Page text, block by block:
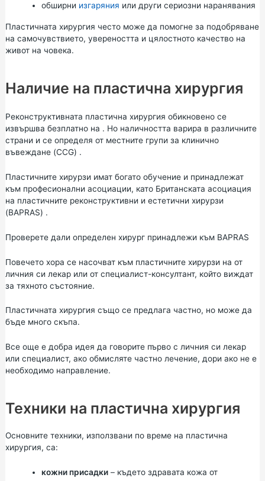
обширни изгаряния или други сериозни наранявания
Пластичната хирургия често може да помогне за подобряване
на самочувствието, увереността и цялостното качество на
живот на човека.
Наличие на пластична хирургия
Реконструктивната пластична хирургия обикновено се
извършва безплатно на . Но наличността варира в различните
страни и се определя от местните групи за клинично
въвеждане (CCG) .
Пластичните хирурзи имат богато обучение и принадлежат
към професионални асоциации, като Британската асоциация
на пластичните реконструктивни и естетични хирурзи
(BAPRAS) .
Проверете дали определен хирург принадлежи към BAPRAS
Повечето хора се насочват към пластичните хирурзи на от
личния си лекар или от специалист-консултант, който виждат
за тяхното състояние.
Пластичната хирургия също се предлага частно, но може да
бъде много скъпа.
Все още е добра идея да говорите първо с личния си лекар
или специалист, ако обмисляте частно лечение, дори ако не е
необходимо направление.
Техники на пластична хирургия
Основните техники, използвани по време на пластична
хирургия, са:
кожни присадки– където здравата кожа от